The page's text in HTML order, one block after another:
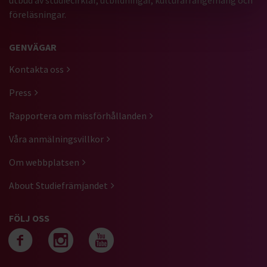
föreläsningar.
GENVÄGAR
Kontakta oss
Press
Rapportera om missförhållanden
Våra anmälningsvillkor
Om webbplatsen
About Studiefrämjandet
FÖLJ OSS
Följ oss på facebook
Följ oss på
Följ oss på